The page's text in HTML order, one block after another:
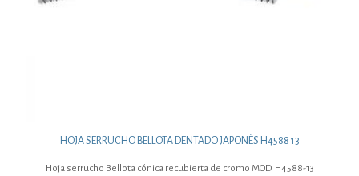
HOJA SERRUCHO BELLOTA DENTADO JAPONÉS H4588 13
Hoja serrucho Bellota cónica recubierta de cromo MOD. H4588-13